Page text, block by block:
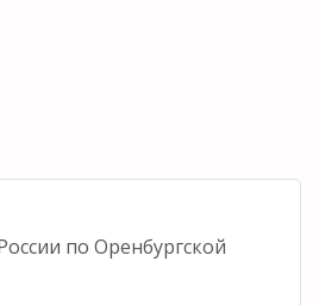
по Оренбургской